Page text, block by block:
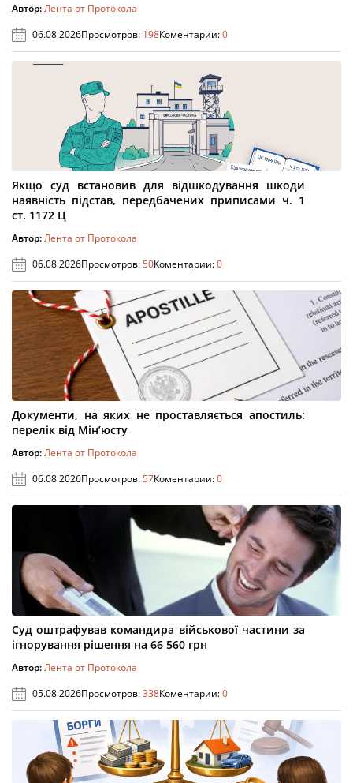
Автор:Лента от Протокола
06.08.2026Просмотров: 198Коментарии:0
Якщо суд встановив для відшкодування шкоди
наявність підстав, передбачених приписами ч. 1
ст. 1172 Ц
Автор:Лента от Протокола
06.08.2026Просмотров:50Коментарии:0
Документи, на яких не проставляється апостиль:
перелік від Мін’юсту
Автор:Лента от Протокола
06.08.2026Просмотров:57Коментарии:0
Суд оштрафував командира військової частини за
ігнорування рішення на 66 560 грн
Автор:Лента от Протокола
05.08.2026Просмотров:338Коментарии:0